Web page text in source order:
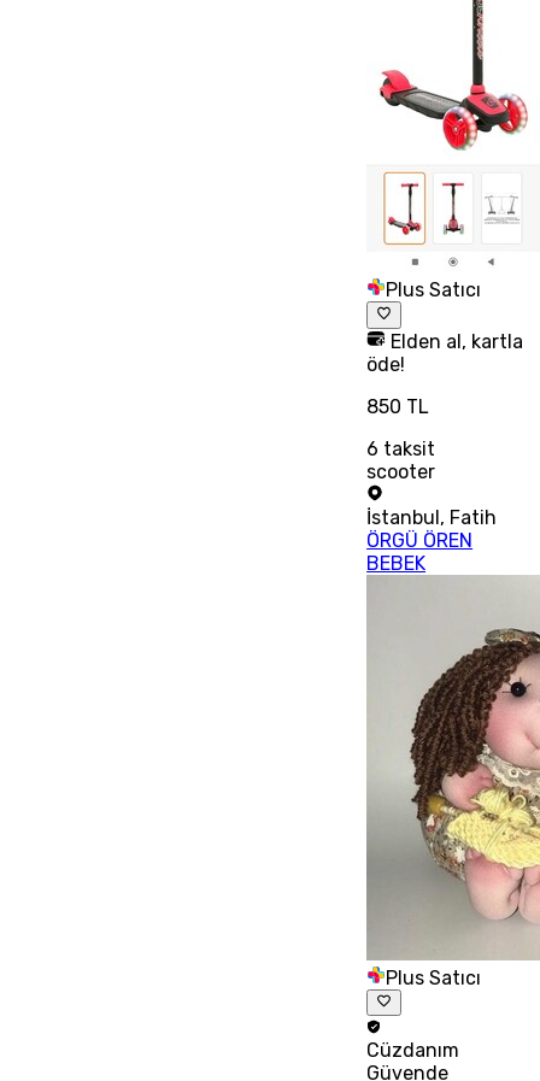
Plus Satıcı
Elden al, kartla
öde!
850 TL
6 taksit
scooter
İstanbul, Fatih
ÖRGÜ ÖREN
BEBEK
Plus Satıcı
Cüzdanım
Güvende